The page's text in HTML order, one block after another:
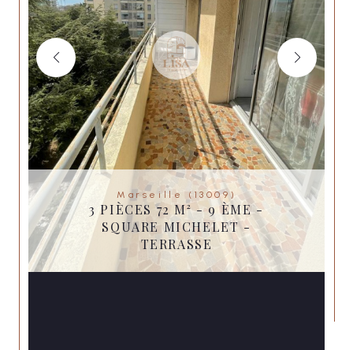
Marseille (13009)
3 PIÈCES 72 M² - 9 ÈME -
SQUARE MICHELET -
TERRASSE